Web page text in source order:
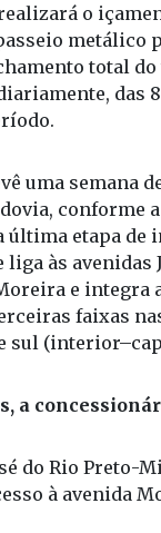
o
metálico
total
das 8
uma semana
conforme
última etapa de
às avenidas
e integra
faixas
a
do Rio Preto-
à avenida